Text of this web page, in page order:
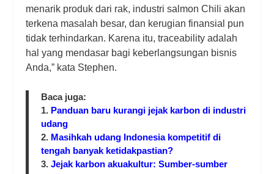
menarik produk dari rak, industri salmon Chili akan
terkena masalah besar, dan kerugian finansial pun
tidak terhindarkan. Karena itu, traceability adalah
hal yang mendasar bagi keberlangsungan bisnis
Anda,” kata Stephen.
Baca juga:
1. Panduan baru kurangi jejak karbon di industri
udang
2. Masihkah udang Indonesia kompetitif di
tengah banyak ketidakpastian?
3.Jejak karbon akuakultur: Sumber-sumber